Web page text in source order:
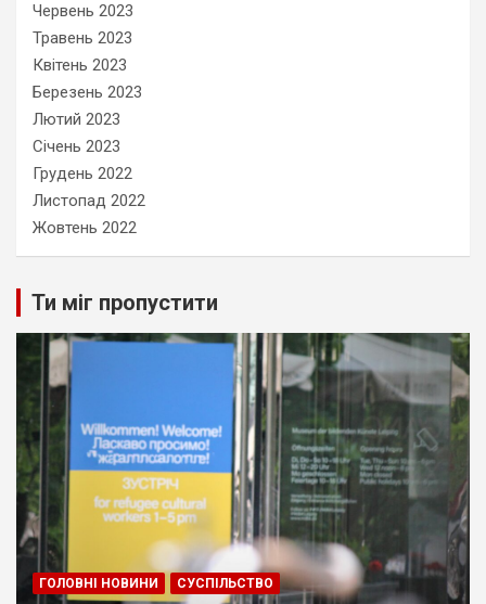
Червень 2023
Травень 2023
Квітень 2023
Березень 2023
Лютий 2023
Січень 2023
Грудень 2022
Листопад 2022
Жовтень 2022
Ти міг пропустити
ГОЛОВНІ НОВИНИ СУСПІЛЬСТВО